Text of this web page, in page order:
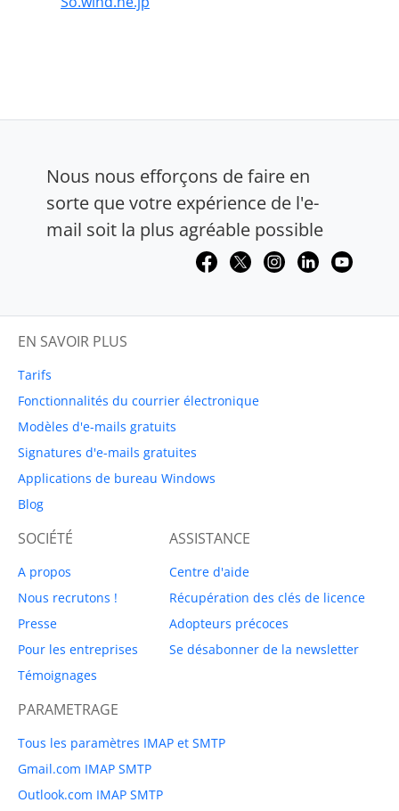
Nous nous efforçons de faire en
sorte que votre expérience de l'e-
mail soit la plus agréable possible
EN SAVOIR PLUS
Tarifs
Fonctionnalités du courrier électronique
Modèles d'e-mails gratuits
Signatures d'e-mails gratuites
Applications de bureau Windows
Blog
SOCIÉTÉ
A propos
Nous recrutons !
Presse
Pour les entreprises
Témoignages
ASSISTANCE
Centre d'aide
Récupération des clés de licence
Adopteurs précoces
Se désabonner de la newsletter
PARAMETRAGE
Tous les paramètres IMAP et SMTP
Gmail.com IMAP SMTP
Outlook.com IMAP SMTP